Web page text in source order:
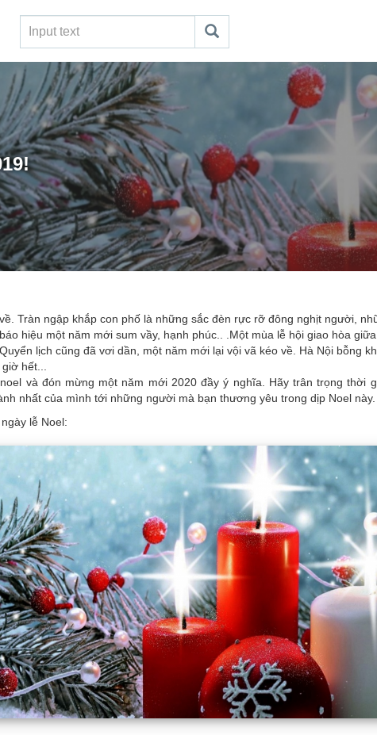
Tràn ngập khắp con phố là những sắc đèn rực rỡ đông nghịt người,
hiệu một năm mới sum vầy, hạnh phúc.. .Một mùa lễ hội giao hòa
lịch cũng đã vơi dần, một năm mới lại vội vã kéo về. Hà Nội bỗng
hết...
và đón mừng một năm mới 2020 đầy ý nghĩa. Hãy trân trọng thời
nhất của mình tới những người mà bạn thương yêu trong dịp Noel này.
lễ Noel: